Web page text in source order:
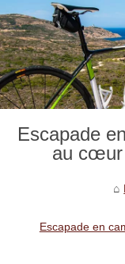
Escapade
au cœur
Escapade en